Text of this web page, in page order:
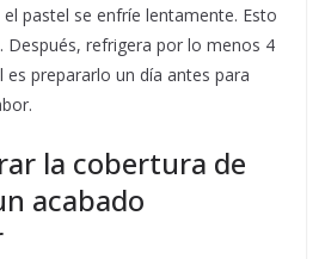
pastel se enfríe lentamente. Esto
Después, refrigera por lo menos 4
es prepararlo un día antes para
la cobertura de
acabado